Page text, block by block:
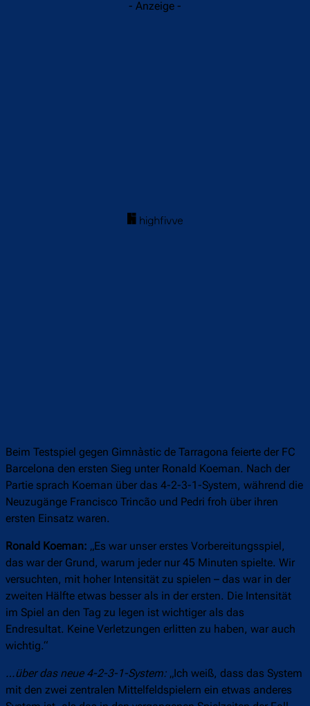
- Anzeige -
Beim Testspiel gegen Gimnàstic de Tarragona feierte der FC
Barcelona den ersten Sieg unter Ronald Koeman. Nach der
Partie sprach Koeman über das 4-2-3-1-System, während die
Neuzugänge Francisco Trincão und Pedri froh über ihren
ersten Einsatz waren.
Ronald Koeman: „Es war unser erstes Vorbereitungsspiel,
das war der Grund, warum jeder nur 45 Minuten spielte. Wir
versuchten, mit hoher Intensität zu spielen – das war in der
zweiten Hälfte etwas besser als in der ersten. Die Intensität
im Spiel an den Tag zu legen ist wichtiger als das
Endresultat. Keine Verletzungen erlitten zu haben, war auch
wichtig.“
…über das neue 4-2-3-1-System: „Ich weiß, dass das System
mit den zwei zentralen Mittelfeldspielern ein etwas anderes